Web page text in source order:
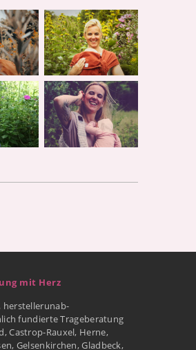
mit Herz
herstellerunab-
fundierte Trageberatung
Castrop-Rauxel, Herne,
Gelsenkirchen, Gladbeck,